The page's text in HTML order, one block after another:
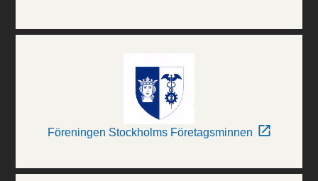
Föreningen Stockholms Företagsminnen